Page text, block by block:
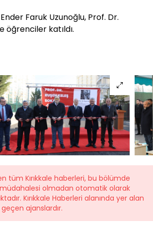
Faruk Uzunoğlu, Prof. Dr.
öğrenciler katıldı.
tüm Kırıkkale haberleri, bu bölümde
olmadan otomatik olarak
Kırıkkale Haberleri alanında yer alan
ajanslardır.